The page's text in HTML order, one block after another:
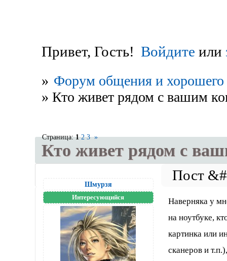
Привет, Гость! Войдите или
» Форум общения и хорошего
» Кто живет рядом с вашим
Кто живет рядом с
Страница:1 2 3 »
Шмурзя
Интересующийся
Наверняка у
на ноутбуке,
картинка или
сканеров и